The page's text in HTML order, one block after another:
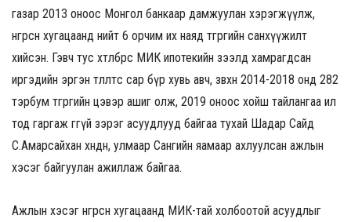
газар 2013 оноос Монгол банкаар дамжуулан хэрэгжүүлж,
өнгөрсөн хугацаанд нийт 6 орчим их наяд төгрөгийн санхүүжилт
хийсэн. Гэвч тус хөтөлбөрөөс МИК ипотекийн зээлд хамрагдсан
иргэдийн эргэн төлөлтөөс сар бүр хувь авч, зөвхөн 2014-2018 онд 282
тэрбум төгрөгийн цэвэр ашиг олж, 2019 оноос хойш тайлангаа ил
тод гаргаж өгөөгүй зэрэг асуудлууд байгаа тухай Шадар Сайд
С.Амарсайхан хөндөн, улмаар Сангийн яамаар ахлуулсан ажлын
хэсэг байгуулан ажиллаж байгаа.
Ажлын хэсэг өнгөрсөн хугацаанд МИК-тай холбоотой асуудлыг